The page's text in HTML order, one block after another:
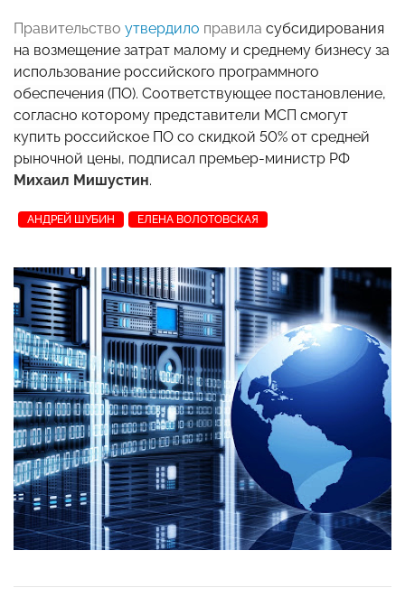
Правительство утвердило правила субсидирования
на возмещение затрат малому и среднему бизнесу за
использование российского программного
обеспечения (ПО). Соответствующее постановление,
согласно которому представители МСП смогут
купить российское ПО со скидкой 50% от средней
рыночной цены, подписал премьер-министр РФ
Михаил Мишустин.
АНДРЕЙ ШУБИН ЕЛЕНА ВОЛОТОВСКАЯ